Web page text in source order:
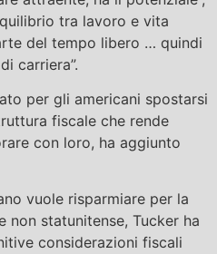
tra lavoro e vita
del tempo libero … quindi
carriera”.
per gli americani spostarsi
fiscale che rende
con loro, ha aggiunto
vuole risparmiare per la
non statunitense, Tucker ha
considerazioni fiscali